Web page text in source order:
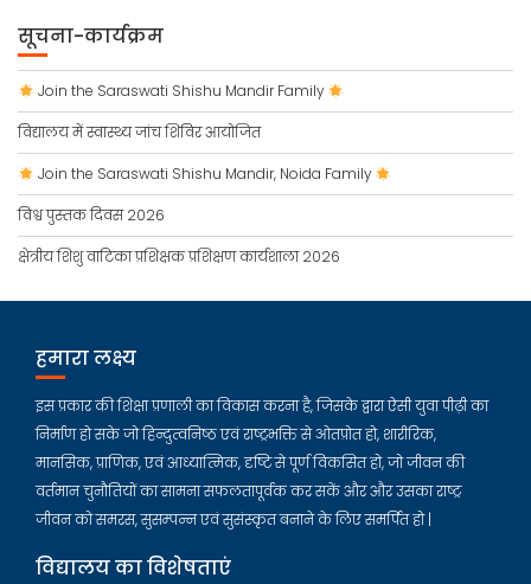
सूचना-कार्यक्रम
Join the Saraswati Shishu Mandir Family
विद्यालय में स्वास्थ्य जांच शिविर आयोजित
Join the Saraswati Shishu Mandir, Noida Family
विश्व पुस्तक दिवस 2026
क्षेत्रीय शिशु वाटिका प्रशिक्षक प्रशिक्षण कार्यशाला 2026
हमारा लक्ष्य
इस प्रकार की शिक्षा प्रणाली का विकास करना है, जिसके द्वारा ऐसी युवा पीढ़ी का
निर्माण हो सके जो हिन्दुत्वनिष्ठ एवं राष्ट्रभक्ति से ओतप्रोत हो, शारीरिक,
मानसिक, प्राणिक, एवं आध्यात्मिक, दृष्टि से पूर्ण विकसित हो, जो जीवन की
वर्तमान चुनौतियों का सामना सफलतापूर्वक कर सकें और और उसका राष्ट्र
जीवन को समरस, सुसम्पन्न एवं सुसंस्कृत बनाने के लिए समर्पित हो |
विद्यालय का विशेषताएं